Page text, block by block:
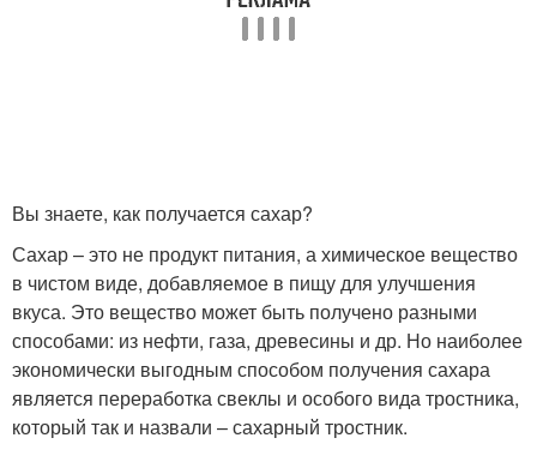
Вы знаете, как получается сахар?
Сахар – это не продукт питания, а химическое вещество
в чистом виде, добавляемое в пищу для улучшения
вкуса. Это вещество может быть получено разными
способами: из нефти, газа, древесины и др. Но наиболее
экономически выгодным способом получения сахара
является переработка свеклы и особого вида тростника,
который так и назвали – сахарный тростник.